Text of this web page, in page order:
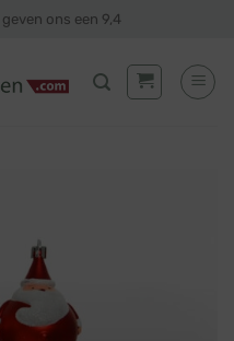
geven ons een 9,4